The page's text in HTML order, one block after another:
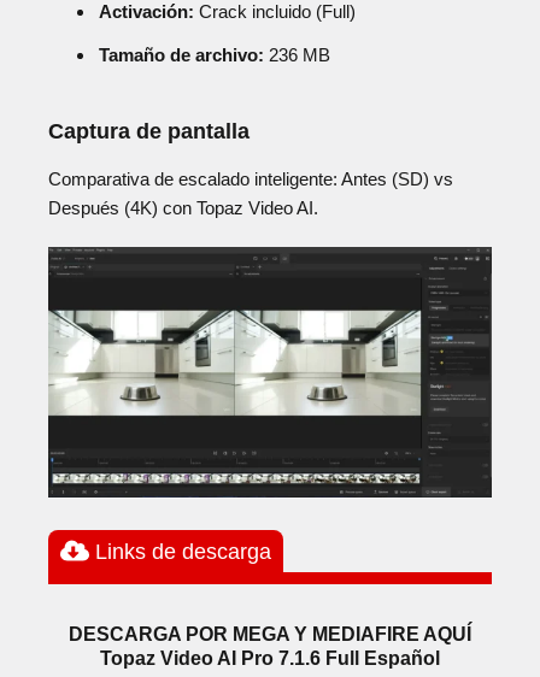
Activación: Crack incluido (Full)
Tamaño de archivo: 236 MB
Captura de pantalla
Comparativa de escalado inteligente: Antes (SD) vs
Después (4K) con Topaz Video AI.
Links de descarga
DESCARGA POR MEGA Y MEDIAFIRE AQUÍ
Topaz Video AI Pro 7.1.6 Full Español